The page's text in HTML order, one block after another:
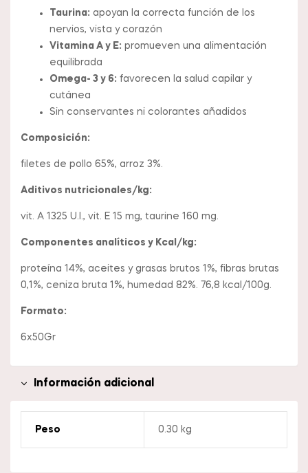
Taurina: apoyan la correcta función de los
nervios, vista y corazón
Vitamina A y E: promueven una alimentación
equilibrada
Omega- 3 y 6: favorecen la salud capilar y
cutánea
Sin conservantes ni colorantes añadidos
Composición:
filetes de pollo 65%, arroz 3%.
Aditivos nutricionales/kg:
vit. A 1325 U.I., vit. E 15 mg, taurine 160 mg.
Componentes analíticos y Kcal/kg:
proteína 14%, aceites y grasas brutos 1%, fibras brutas
0,1%, ceniza bruta 1%, humedad 82%. 76,8 kcal/100g.
Formato:
6x50Gr
Información adicional
Peso 0.30 kg